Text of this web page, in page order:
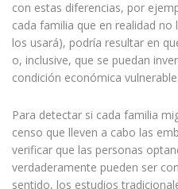
con estas diferencias, por
cada familia que en realidad
los usará), podría resultar en
o, inclusive, que se puedan
condición económica vulnerable.
Para detectar si cada familia
censo que lleven a cabo las
verificar que las personas
verdaderamente pueden ser
sentido, los estudios